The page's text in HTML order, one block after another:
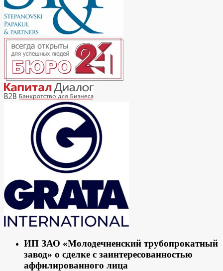
ИП ЗАО «Молодечненский трубопрокатный
завод» о сделке с заинтересованностью
аффилированного лица